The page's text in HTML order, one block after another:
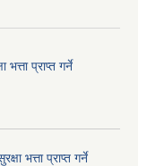
प्राप्त गर्ने
भत्ता प्राप्त गर्ने